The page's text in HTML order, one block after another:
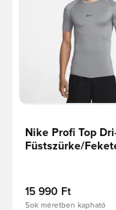
Nike Profi Top
Füstszürke/
15 990 Ft
Sok méretben kapható